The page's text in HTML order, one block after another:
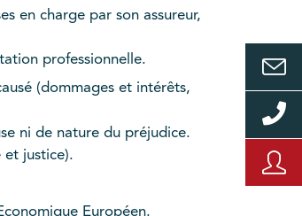
en charge par son assureur,
professionnelle.
(dommages et intérêts,
ni de nature du préjudice.
et justice).
Européen.